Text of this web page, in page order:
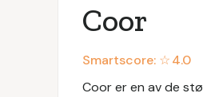
Coor
Smartscore: ☆4.0
Coor er en av de